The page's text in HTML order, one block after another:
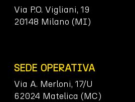
Via P.O. Vigliani, 19
20148 Milano (MI)
SEDE OPERATIVA
Via A. Merloni, 17/U
62024 Matelica (MC)